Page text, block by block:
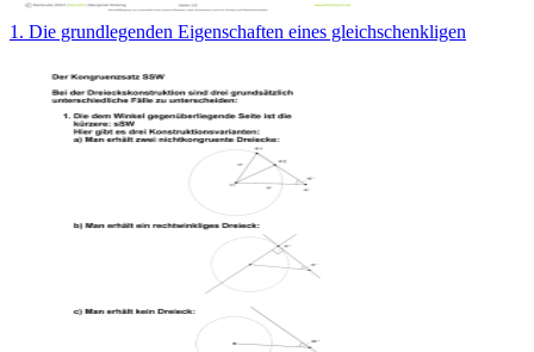
1. Die grundlegenden Eigenschaften eines gleichschenkligen